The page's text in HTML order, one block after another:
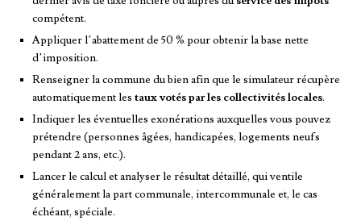
compétent.
Appliquer l’abattement de 50 % pour obtenir la base nette
d’imposition.
Renseigner la commune du bien afin que le simulateur récupère
automatiquement les taux votés par les collectivités locales.
Indiquer les éventuelles exonérations auxquelles vous pouvez
prétendre (personnes âgées, handicapées, logements neufs
pendant 2 ans, etc.).
Lancer le calcul et analyser le résultat détaillé, qui ventile
généralement la part communale, intercommunale et, le cas
échéant, spéciale.